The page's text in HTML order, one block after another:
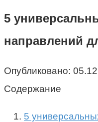
5
направлений
Опубликовано:
Содержание
5